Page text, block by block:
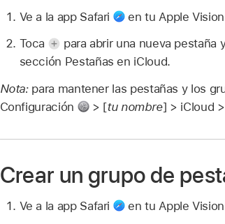
Ve a la app Safari
en tu Apple
Toca
para abrir una nueva pestaña
sección Pestañas en iCloud.
Nota: para mantener las pestañas y los
Configuración
> [tu nombre] > iCloud
Crear un grupo de
Ve a la app Safari
en tu Apple